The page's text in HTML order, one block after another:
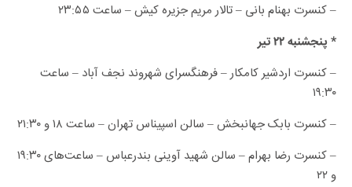
– کنسرت بهنام بانی – تالار مریم جزیره کیش – ساعت ۲۳:۵۵
* پنجشنبه ۲۲ تیر
– کنسرت اردشیر کامکار – فرهنگسرای شهروند نجف آباد – ساعت
۱۹:۳۰
– کنسرت بابک جهانبخش – سالن اسپیناس تهران – ساعت ۱۸ و ۲۱:۳۰
– کنسرت رضا بهرام – سالن شهید آوینی بندرعباس – ساعت‌های ۱۹:۳۰
و ۲۲